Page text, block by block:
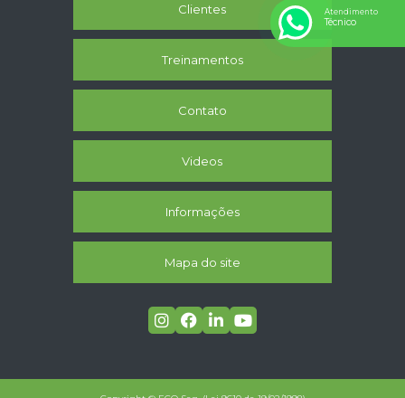
Clientes
Treinamentos
Contato
Videos
Informações
Mapa do site
Atendimento
Técnico